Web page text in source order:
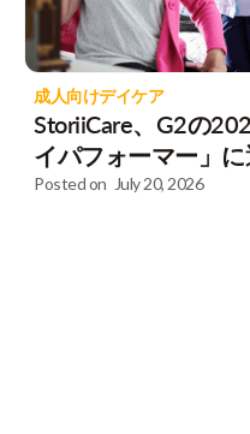
成人向けデイケア
StoriiCare、G2の
イパフォーマー」に
Posted on July 20, 2026